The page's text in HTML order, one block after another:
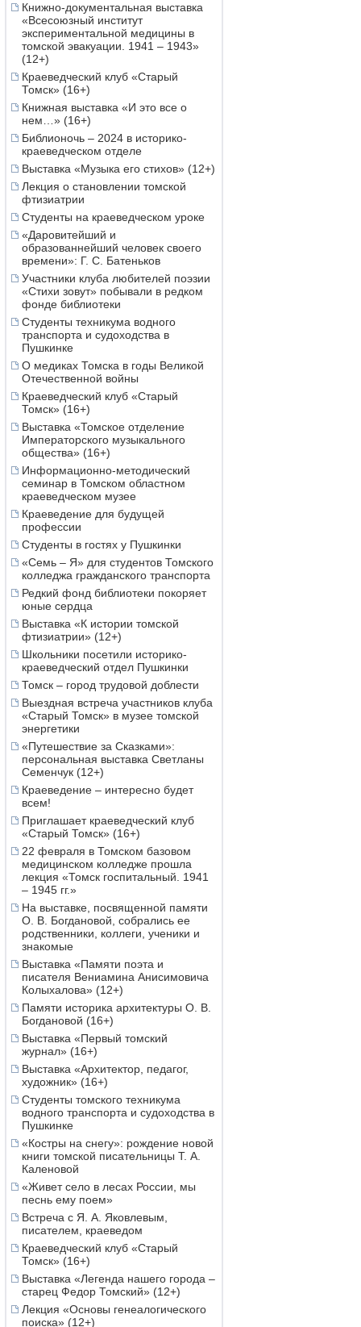
Книжно-документальная выставка
«Всесоюзный институт
экспериментальной медицины в
томской эвакуации. 1941 – 1943»
(12+)
Краеведческий клуб «Старый
Томск» (16+)
Книжная выставка «И это все о
нем…» (16+)
Библионочь – 2024 в историко-
краеведческом отделе
Выставка «Музыка его стихов» (12+)
Лекция о становлении томской
фтизиатрии
Студенты на краеведческом уроке
«Даровитейший и
образованнейший человек своего
времени»: Г. С. Батеньков
Участники клуба любителей поэзии
«Стихи зовут» побывали в редком
фонде библиотеки
Студенты техникума водного
транспорта и судоходства в
Пушкинке
О медиках Томска в годы Великой
Отечественной войны
Краеведческий клуб «Старый
Томск» (16+)
Выставка «Томское отделение
Императорского музыкального
общества» (16+)
Информационно-методический
семинар в Томском областном
краеведческом музее
Краеведение для будущей
профессии
Студенты в гостях у Пушкинки
«Семь – Я» для студентов Томского
колледжа гражданского транспорта
Редкий фонд библиотеки покоряет
юные сердца
Выставка «К истории томской
фтизиатрии» (12+)
Школьники посетили историко-
краеведческий отдел Пушкинки
Томск – город трудовой доблести
Выездная встреча участников клуба
«Старый Томск» в музее томской
энергетики
«Путешествие за Сказками»:
персональная выставка Светланы
Семенчук (12+)
Краеведение – интересно будет
всем!
Приглашает краеведческий клуб
«Старый Томск» (16+)
22 февраля в Томском базовом
медицинском колледже прошла
лекция «Томск госпитальный. 1941
– 1945 гг.»
На выставке, посвященной памяти
О. В. Богдановой, собрались ее
родственники, коллеги, ученики и
знакомые
Выставка «Памяти поэта и
писателя Вениамина Анисимовича
Колыхалова» (12+)
Памяти историка архитектуры О. В.
Богдановой (16+)
Выставка «Первый томский
журнал» (16+)
Выставка «Архитектор, педагог,
художник» (16+)
Студенты томского техникума
водного транспорта и судоходства в
Пушкинке
«Костры на снегу»: рождение новой
книги томской писательницы Т. А.
Каленовой
«Живет село в лесах России, мы
песнь ему поем»
Встреча с Я. А. Яковлевым,
писателем, краеведом
Краеведческий клуб «Старый
Томск» (16+)
Выставка «Легенда нашего города –
старец Федор Томский» (12+)
Лекция «Основы генеалогического
поиска» (12+)